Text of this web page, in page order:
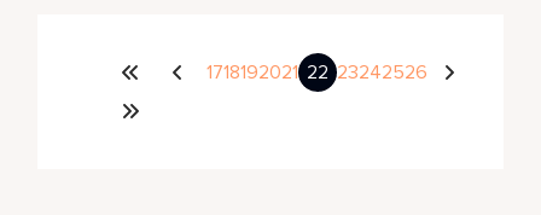
1718192021 22 23242526